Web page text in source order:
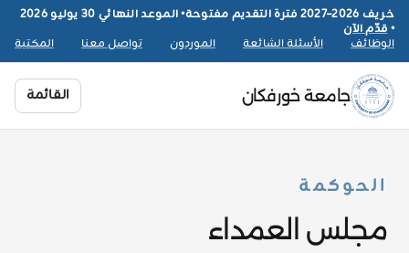
خريف 2026–2027 فترة التقديم مفتوحة •الموعد النهائي 30 يوليو 2026
•قدّم الآن
الوظائف
الأسئلة الشائعة الموردون تواصل معنا المكتبة
جامعة خورفكان القائمة
الحوكمة
مجلس العمداء